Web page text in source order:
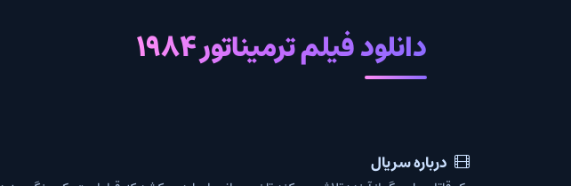
دانلود فیلم ترمیناتور 1984
درباره سریال